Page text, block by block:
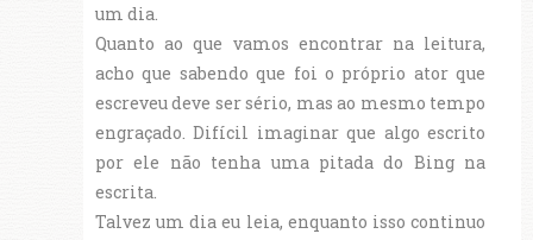
um dia.
Quanto ao que vamos encontrar na leitura,
acho que sabendo que foi o próprio ator que
escreveu deve ser sério, mas ao mesmo tempo
engraçado. Difícil imaginar que algo escrito
por ele não tenha uma pitada do Bing na
escrita.
Talvez um dia eu leia, enquanto isso continuo